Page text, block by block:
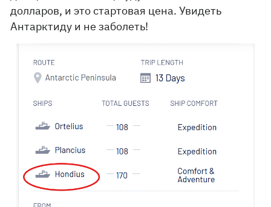
долларов, и это стартовая цена. Увидеть
Антарктиду и не заболеть!